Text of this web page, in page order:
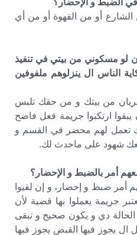
الضبط و الإحضار؟
أو من القهوة أو من أي
لو مسكوني من بيتي في تنفيذ
الناس ال ينزلوهم ملفوفين
من بيتك و من حقك تلبس
ارتكبوا جريمة فعل فاضح
لهم محضر في القسم و
معك شهود على ماحدث لك.
أمر بالضبط و الإحضار؟
ضبط و إحضار، و إن لقيوا
جريمة يعملوا بها قضية لأن
دي و يكون صحيح و تبقى
ال يجوز فيها القبض يجوز فيها